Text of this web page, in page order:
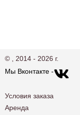
© , 2014 - 2026 г.
Мы Вконтакте -
Условия заказа
Аренда